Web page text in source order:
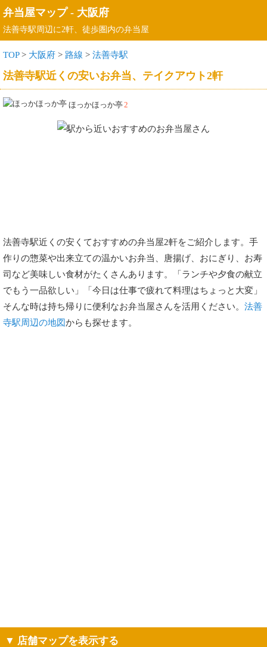
弁当屋マップ- 大阪府
法善寺駅周辺に2軒、徒歩圏内の弁当屋
TOP> 大阪府 > 路線 > 法善寺駅
法善寺駅近くの安いお弁当、テイクアウト2軒
ほっかほっか亭2
法善寺駅近くの安くておすすめの弁当屋2軒をご紹介します。手
作りの惣菜や出来立ての温かいお弁当、唐揚げ、おにぎり、お寿
司など美味しい食材がたくさんあります。「ランチや夕食の献立
でもう一品欲しい」「今日は仕事で疲れて料理はちょっと大変」
そんな時は持ち帰りに便利なお弁当屋さんを活用ください。 法善
寺駅周辺の地図からも探せます。
▼ 店舗マップを表示する